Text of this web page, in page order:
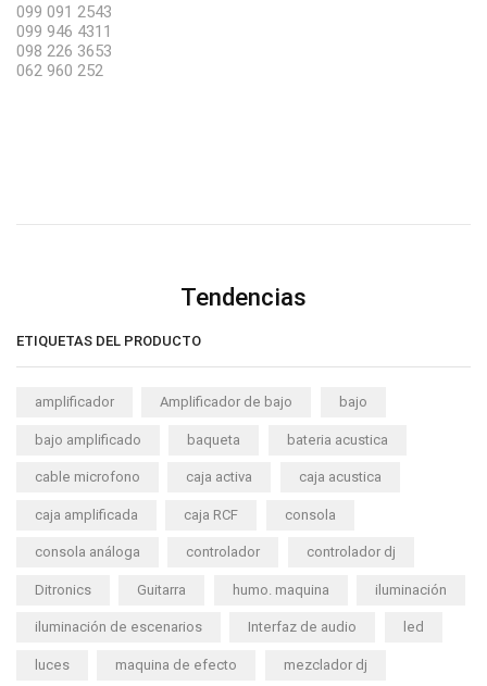
099 091 2543
099 946 4311
098 226 3653
062 960 252
Tendencias
ETIQUETAS DEL PRODUCTO
amplificador Amplificador de bajo bajo
bajo amplificado baqueta bateria acustica
cable microfono caja activa caja acustica
caja amplificada caja RCF consola
consola análoga controlador controlador dj
Ditronics Guitarra humo. maquina iluminación
iluminación de escenarios Interfaz de audio led
luces maquina de efecto mezclador dj